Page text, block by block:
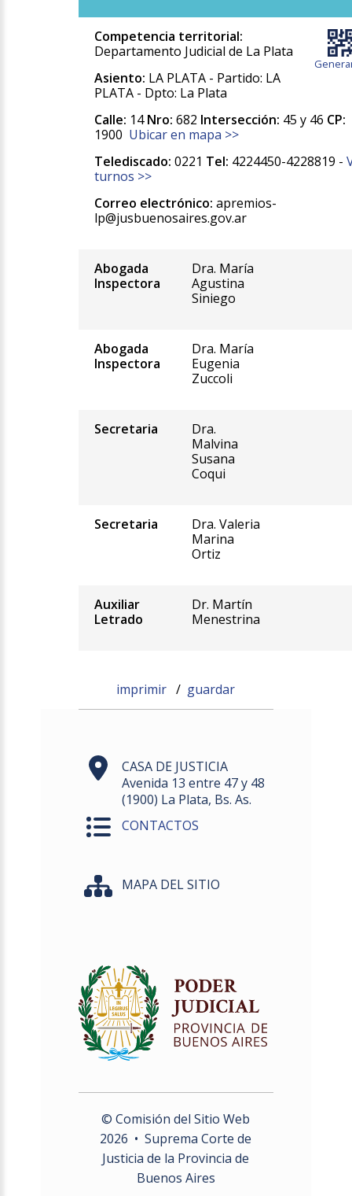
Competencia territorial:
Departamento Judicial de La Plata
Asiento: LA PLATA - Partido: LA
PLATA - Dpto: La Plata
Calle: 14Nro: 682 Intersección: 45 y 46 CP:
1900 Ubicar en mapa >>
Telediscado: 0221 Tel: 4224450-4228819 -
turnos >>
Correo electrónico: apremios-
lp@jusbuenosaires.gov.ar
Abogada
Inspectora
Dra. María
Agustina
Siniego
Abogada
Inspectora
Dra. María
Eugenia
Zuccoli
Secretaria
Dra.
Malvina
Susana
Coqui
Secretaria
Dra. Valeria
Marina
Ortiz
Auxiliar
Letrado
Dr. Martín
Menestrina
imprimir / guardar
CASA DE JUSTICIA
Avenida 13 entre 47 y 48
(1900) La Plata, Bs. As.
CONTACTOS
MAPA DEL SITIO
© Comisión del Sitio Web
2026 • Suprema Corte de
Justicia de la Provincia de
Buenos Aires